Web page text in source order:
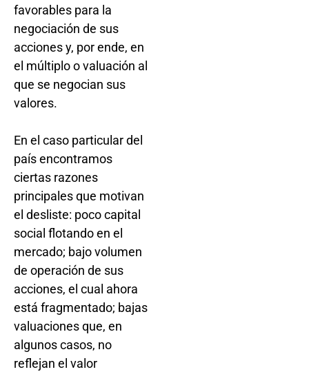
favorables para la
negociación de sus
acciones y, por ende, en
el múltiplo o valuación al
que se negocian sus
valores.
En el caso particular del
país encontramos
ciertas razones
principales que motivan
el desliste: poco capital
social flotando en el
mercado; bajo volumen
de operación de sus
acciones, el cual ahora
está fragmentado; bajas
valuaciones que, en
algunos casos, no
reflejan el valor